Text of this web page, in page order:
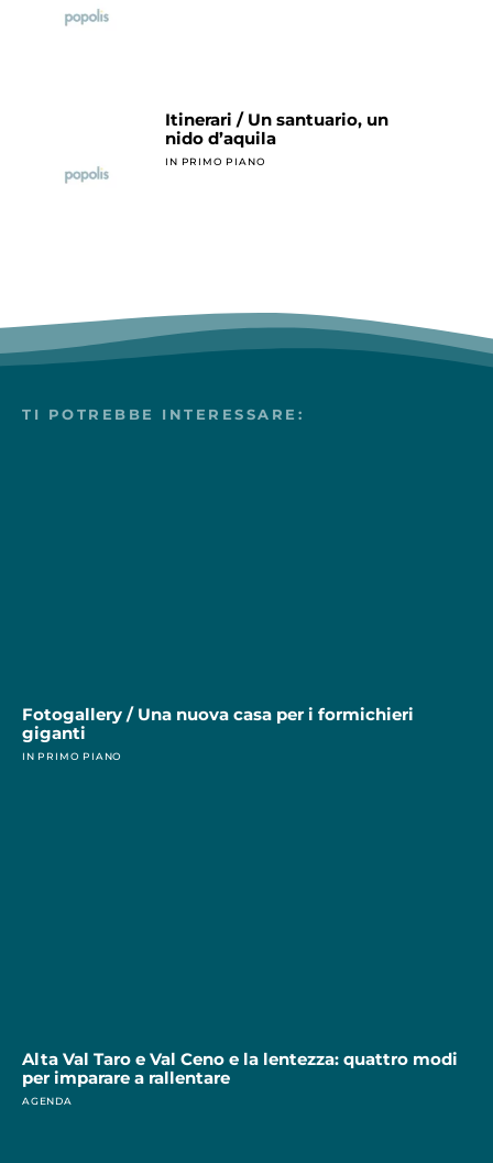
Itinerari / Un santuario, un
nido d’aquila
IN PRIMO PIANO
TI POTREBBE INTERESSARE:
Fotogallery / Una nuova casa per i formichieri
giganti
IN PRIMO PIANO
Alta Val Taro e Val Ceno e la lentezza: quattro modi
per imparare a rallentare
AGENDA